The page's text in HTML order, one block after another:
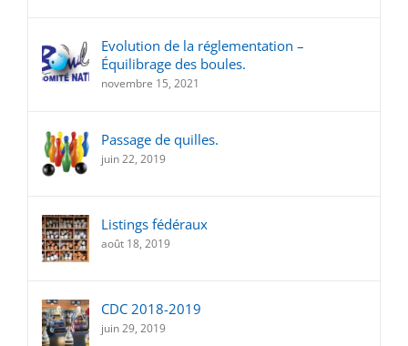
Evolution de la réglementation –
Équilibrage des boules.
novembre 15, 2021
Passage de quilles.
juin 22, 2019
Listings fédéraux
août 18, 2019
CDC 2018-2019
juin 29, 2019